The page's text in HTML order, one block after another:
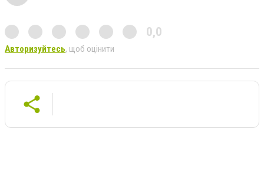
0,0
Авторизуйтесь, щоб оцінити